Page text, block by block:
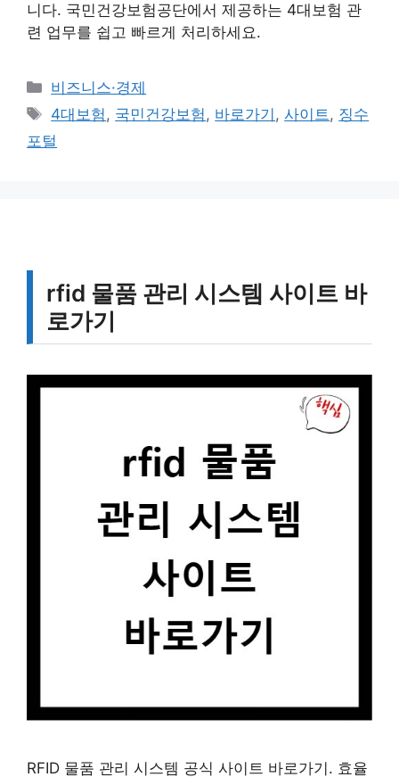
니다. 국민건강보험공단에서 제공하는 4대보험 관
련 업무를 쉽고 빠르게 처리하세요.
카
테
리
비즈니스·경제
태
그
4대보험, 국민건강보험, 바로가기 ,사이트, 징수
포털
rfid 물품 관리 시스템 사이트 바
로가기
RFID 물품 관리 시스템 공식 사이트 바로가기. 효율